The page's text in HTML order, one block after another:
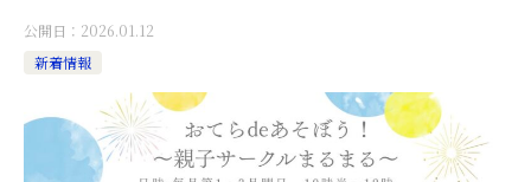
公開日： 2026.01.12
新着情報